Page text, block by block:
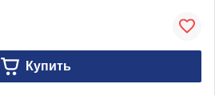
Купить